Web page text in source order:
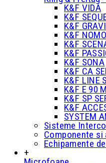
K&F VIDA
K&F
K&F
K&F
K&F
K&F
K&F SONA
K&F CA
K&F LINE
K&F E 90
K&F SP
K&F
SYSTEM
Sisteme
Componente
Echipamente
+